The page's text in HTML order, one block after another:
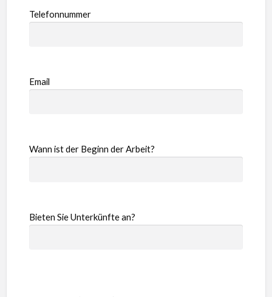
Telefonnummer
Email
Wann ist der Beginn der Arbeit?
Bieten Sie Unterkünfte an?